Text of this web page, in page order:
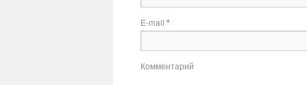
E-mail *
Комментарий